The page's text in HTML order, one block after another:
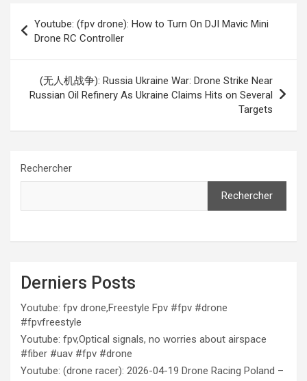
de
l’article
Youtube: (fpv drone): How to Turn On DJI Mavic Mini
Drone RC Controller
(无人机战争): Russia Ukraine War: Drone Strike Near
Russian Oil Refinery As Ukraine Claims Hits on Several
Targets
Rechercher
Rechercher
Derniers Posts
Youtube: fpv drone,Freestyle Fpv #fpv #drone
#fpvfreestyle
Youtube: fpv,Optical signals, no worries about airspace
#fiber #uav #fpv #drone
Youtube: (drone racer): 2026-04-19 Drone Racing Poland –